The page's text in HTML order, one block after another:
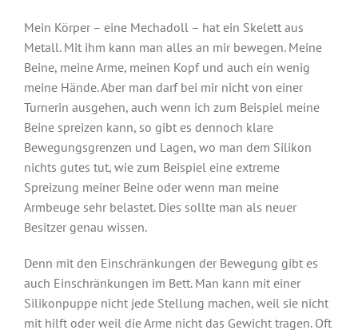
Mein Körper – eine Mechadoll – hat ein Skelett aus
Metall. Mit ihm kann man alles an mir bewegen. Meine
Beine, meine Arme, meinen Kopf und auch ein wenig
meine Hände. Aber man darf bei mir nicht von einer
Turnerin ausgehen, auch wenn ich zum Beispiel meine
Beine spreizen kann, so gibt es dennoch klare
Bewegungsgrenzen und Lagen, wo man dem Silikon
nichts gutes tut, wie zum Beispiel eine extreme
Spreizung meiner Beine oder wenn man meine
Armbeuge sehr belastet. Dies sollte man als neuer
Besitzer genau wissen.
Denn mit den Einschränkungen der Bewegung gibt es
auch Einschränkungen im Bett. Man kann mit einer
Silikonpuppe nicht jede Stellung machen, weil sie nicht
mit hilft oder weil die Arme nicht das Gewicht tragen. Oft